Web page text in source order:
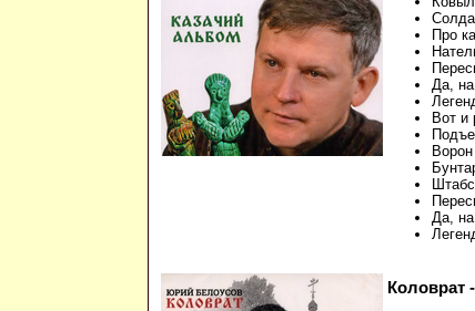
Про
Да,
Вот и
Да,
Коловрат